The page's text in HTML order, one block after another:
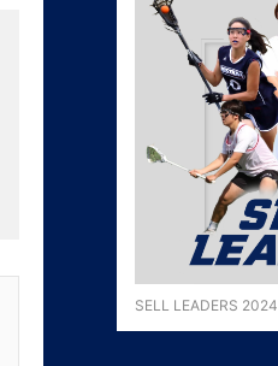
SELL LEADERS 2024